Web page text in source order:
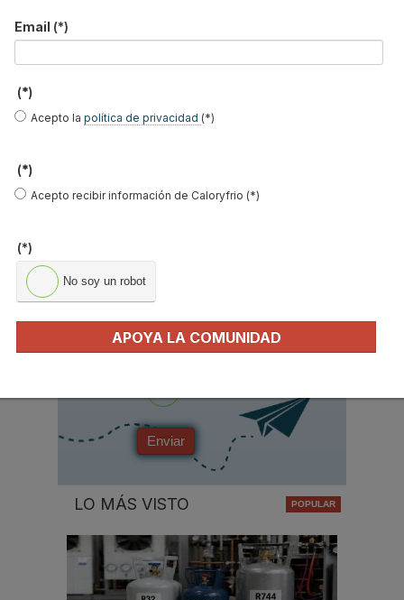
Suscríbete a
nuestros boletines
*
Enviar
LO MÁS VISTO
Email (*)
(*)
Acepto la política de privacidad (*)
(*)
Acepto recibir información de Caloryfrio (*)
(*)
No soy un robot
APOYA LA COMUNIDAD